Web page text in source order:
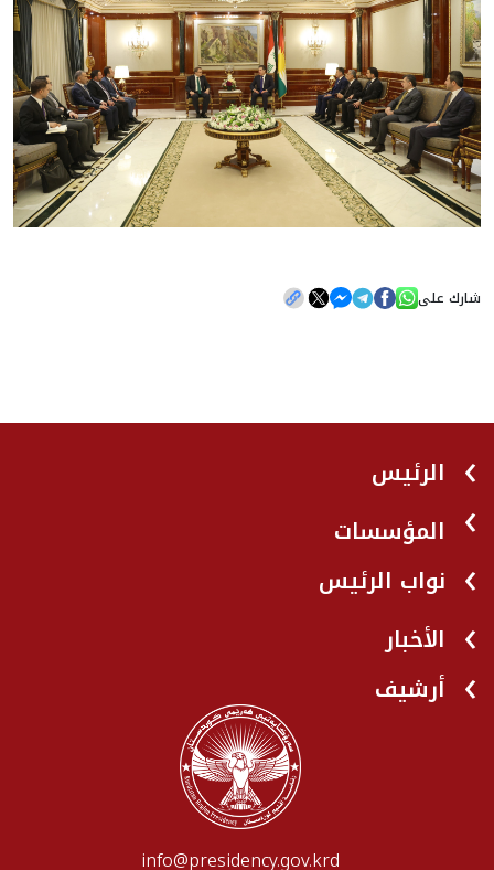
شارك على
الرئيس
المؤسسات
نواب الرئيس
الأخبار
أرشيف
info@presidency.gov.krd